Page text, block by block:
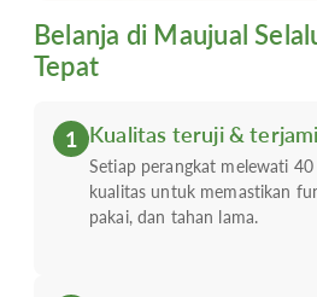
Belanja di Maujual
Tepat
1 Kualitas teruji &
Setiap perangkat melewati
kualitas untuk memastikan
pakai, dan tahan lama.